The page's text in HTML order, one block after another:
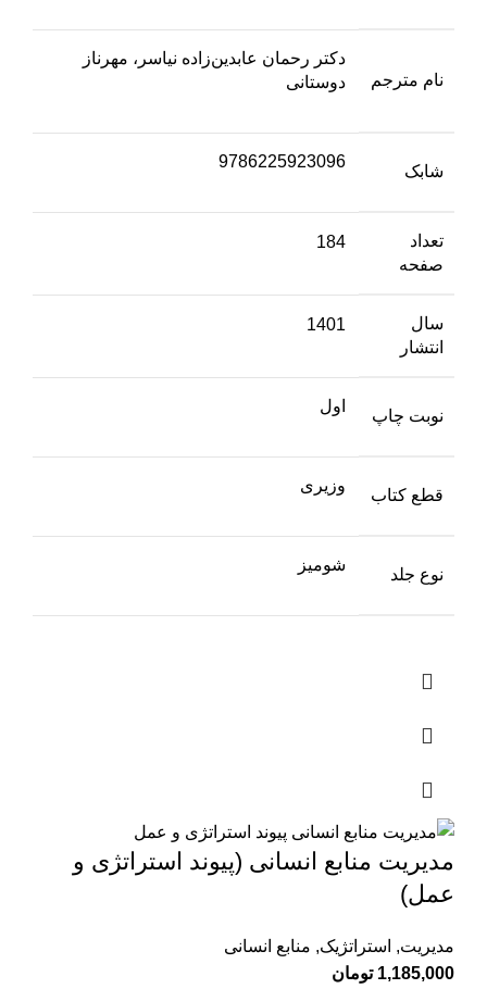
نام مترجم
دکتر رحمان عابدین‌زاده نیاسر، مهرناز
دوستانی
شابک
9786225923096
تعداد
صفحه
184
سال
انتشار
1401
نوبت چاپ
اول
قطع کتاب
وزیری
نوع جلد
شومیز
مدیریت منابع انسانی (پیوند استراتژی و
عمل)
مدیریت, استراتژیک, منابع انسانی
1,185,000 تومان